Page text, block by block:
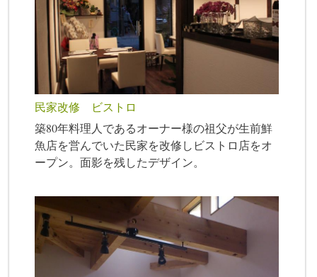
民家改修 ビストロ
築80年料理人であるオーナー様の祖父が生前鮮
魚店を営んでいた民家を改修しビストロ店をオ
ープン。面影を残したデザイン。